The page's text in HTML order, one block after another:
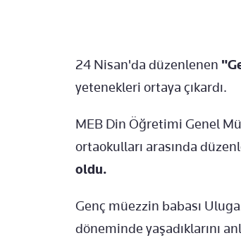
24 Nisan'da düzenlenen
yetenekleri ortaya çıkardı.
MEB Din Öğretimi Genel
ortaokulları arasında
oldu.
Genç müezzin babası
döneminde yaşadıklarını